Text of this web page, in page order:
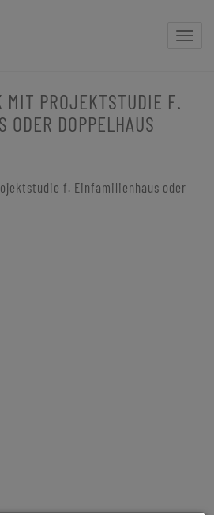
MIT PROJEKTSTUDIE F.
ODER DOPPELHAUS